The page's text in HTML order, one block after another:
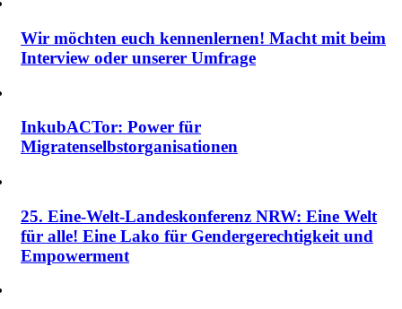
Wir möchten euch kennenlernen! Macht mit beim
Interview oder unserer Umfrage
InkubACTor: Power für
Migratenselbstorganisationen
25. Eine-Welt-Landeskonferenz NRW: Eine Welt
für alle! Eine Lako für Gendergerechtigkeit und
Empowerment